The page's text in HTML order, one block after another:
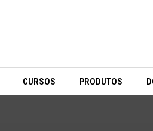
CURSOS PRODUTOS